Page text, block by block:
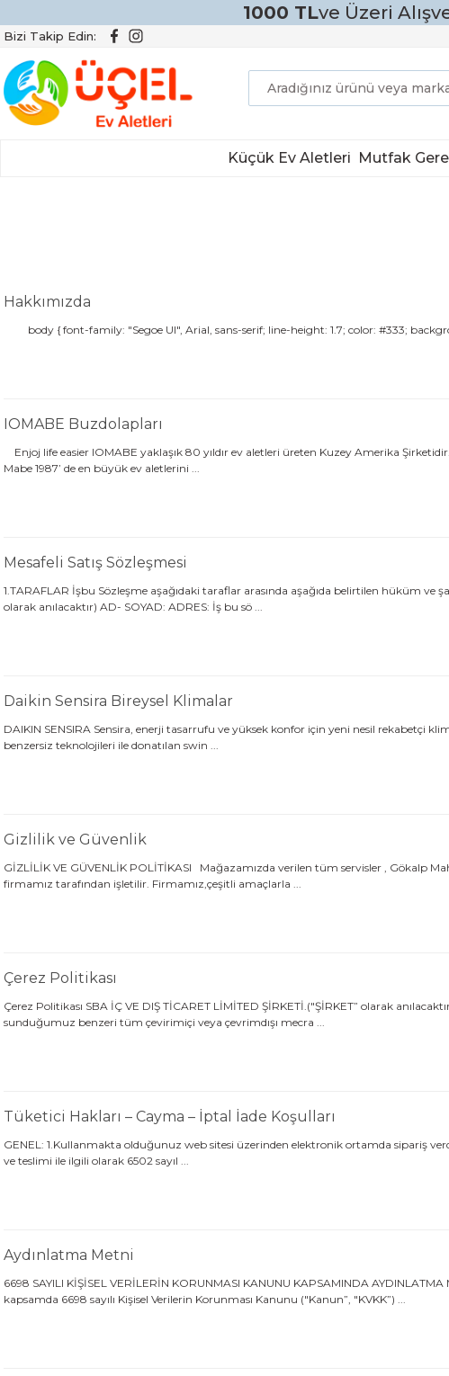
1000 TLve Üzeri
Bizi Takip Edin:
Küçük Ev Aletleri Mutfak
Hakkımızda
body { font-family: "Segoe UI", Arial, sans-serif; line-height: 1.7; color: #333;
IOMABE Buzdolapları
Enjoj life easier IOMABE yaklaşık 80 yıldır ev aletleri üreten Kuzey Amerika
Mabe 1987’ de en büyük ev aletlerini ...
Mesafeli Satış Sözleşmesi
1.TARAFLAR İşbu Sözleşme aşağıdaki taraflar arasında aşağıda belirtilen hüküm ve
olarak anılacaktır) AD- SOYAD: ADRES: İş bu sö ...
Daikin Sensira Bireysel Klimalar
DAIKIN SENSIRA Sensira, enerji tasarrufu ve yüksek konfor için yeni nesil rekabetçi
benzersiz teknolojileri ile donatılan swin ...
Gizlilik ve Güvenlik
GİZLİLİK VE GÜVENLİK POLİTİKASI Mağazamızda verilen tüm servisler , Gökalp
firmamız tarafından işletilir. Firmamız,çeşitli amaçlarla ...
Çerez Politikası
Çerez Politikası SBA İÇ VE DIŞ TİCARET LİMİTED ŞİRKETİ.("ŞİRKET” olarak
sunduğumuz benzeri tüm çevirimiçi veya çevrimdışı mecra ...
Tüketici Hakları – Cayma – İptal İade Koşulları
GENEL: 1.Kullanmakta olduğunuz web sitesi üzerinden elektronik ortamda sipariş
ve teslimi ile ilgili olarak 6502 sayıl ...
Aydınlatma Metni
6698 SAYILI KİŞİSEL VERİLERİN KORUNMASI KANUNU KAPSAMINDA
kapsamda 6698 sayılı Kişisel Verilerin Korunması Kanunu ("Kanun”, "KVKK”) ...